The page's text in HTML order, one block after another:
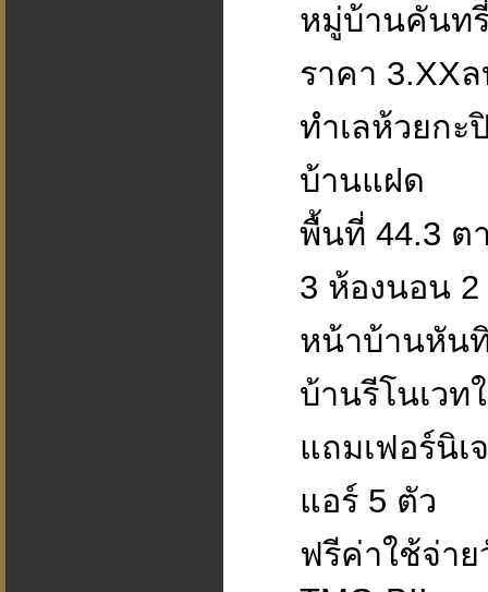
หมู่บ้านคันท
ราคา 3.XX
ทำเลห้วยกะ
บ้านแฝด
พื้นที่ 44.3 ต
3 ห้องนอน
หน้าบ้านหัน
บ้านรีโนเวท
แถมเฟอร์นิเ
แอร์ 5 ตัว
ฟรีค่าใช้จ่า